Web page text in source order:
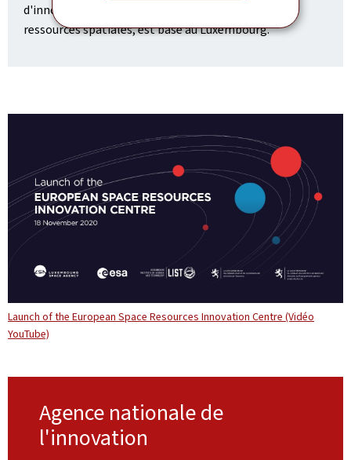
d'innovation au monde entièrement consacré aux
ressources spatiales, est basé au Luxembourg.
Launch of the European Space Resources Innovation Centre (Vidéo
YouTube)
Agence nationale de
l'innovation